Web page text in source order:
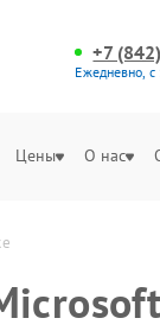
+7
Ежедневно,
Цены О нас